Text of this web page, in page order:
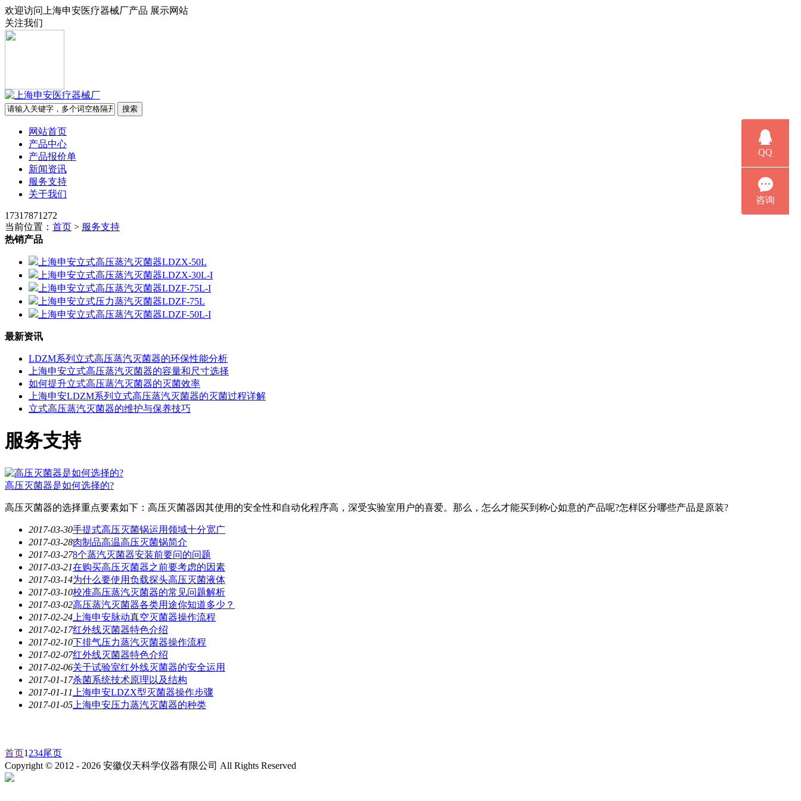
欢迎访问上海申安医疗器械厂产品 展示网站
关注我们
网站首页
产品中心
产品报价单
新闻资讯
服务支持
关于我们
17317871272
当前位置： 首页 > 服务支持
热销产品
上海申安立式高压蒸汽灭菌器LDZX-50L
上海申安立式高压蒸汽灭菌器LDZX-30L-I
上海申安立式高压蒸汽灭菌器LDZF-75L-I
上海申安立式压力蒸汽灭菌器LDZF-75L
上海申安立式高压蒸汽灭菌器LDZF-50L-I
最新资讯
LDZM系列立式高压蒸汽灭菌器的环保性能分析
上海申安立式高压蒸汽灭菌器的容量和尺寸选择
如何提升立式高压蒸汽灭菌器的灭菌效率
上海申安LDZM系列立式高压蒸汽灭菌器的灭菌过程详解
立式高压蒸汽灭菌器的维护与保养技巧
服务支持
高压灭菌器是如何选择的?
高压灭菌器的选择重点要素如下：高压灭菌器因其使用的安全性和自动化程序高，深受实验室用户的喜爱。那么，怎么才能买到称心如意的产品呢?怎样区分哪些产品是原装?
2017-03-30手提式高压灭菌锅运用领域十分宽广
2017-03-28肉制品高温高压灭菌锅简介
2017-03-278个蒸汽灭菌器安装前要问的问题
2017-03-21在购买高压灭菌器之前要考虑的因素
2017-03-14为什么要使用负载探头高压灭菌液体
2017-03-10校准高压蒸汽灭菌器的常见问题解析
2017-03-02高压蒸汽灭菌器各类用途你知道多少？
2017-02-24 上海申安脉动真空灭菌器操作流程
2017-02-17红外线灭菌器特色介绍
2017-02-10下排气压力蒸汽灭菌器操作流程
2017-02-07红外线灭菌器特色介绍
2017-02-06关于试验室红外线灭菌器的安全运用
2017-01-17杀菌系统技术原理以及结构
2017-01-11 上海申安LDZX型灭菌器操作步骤
2017-01-05 上海申安压力蒸汽灭菌器的种类
首页1 234尾页
Copyright © 2012 - 2026 安徽仪天科学仪器有限公司 All Rights Reserved